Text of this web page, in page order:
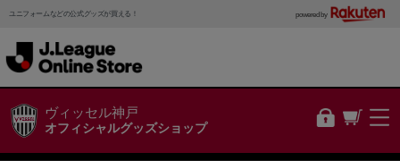
ユニフォームなどの公式グッズが買える！ powered by
ヴィッセル神戸
オフィシャルグッズショップ